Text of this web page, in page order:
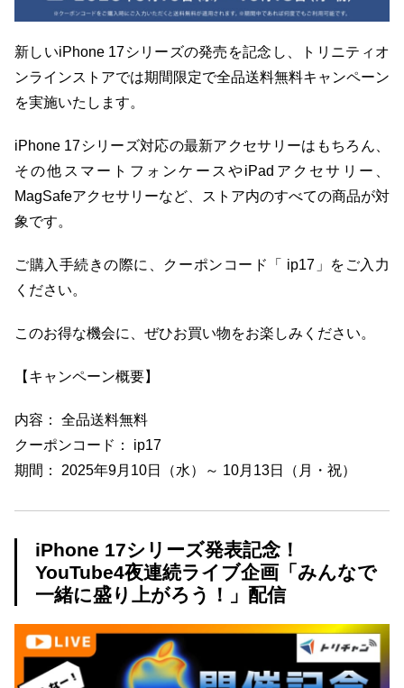
新しいiPhone 17シリーズの発売を記念し、トリニティオ
ンラインストアでは期間限定で全品送料無料キャンペーン
を実施いたします。
iPhone 17シリーズ対応の最新アクセサリーはもちろん、
その他スマートフォンケースやiPadアクセサリー、
MagSafeアクセサリーなど、ストア内のすべての商品が対
象です。
ご購入手続きの際に、クーポンコード「 ip17」をご入力
ください。
このお得な機会に、ぜひお買い物をお楽しみください。
【キャンペーン概要】
内容： 全品送料無料
クーポンコード： ip17
期間： 2025年9月10日（水）～ 10月13日（月・祝）
iPhone 17シリーズ発表記念！
YouTube4夜連続ライブ企画「みんなで
一緒に盛り上がろう！」配信